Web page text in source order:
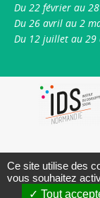
Du 22 février au
Du 26 avril au 2
Du 12 juillet au 29
Ce site utilise des
vous souhaitez
Tout